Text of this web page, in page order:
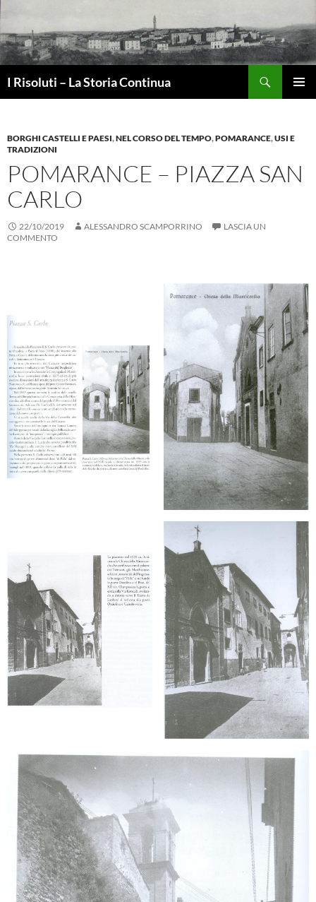
Vai
contenuto
I Risoluti – La Storia Continua
BORGHI CASTELLI E PAESI,NEL CORSO DEL TEMPO,POMARANCE,USI E
TRADIZIONI
POMARANCE – PIAZZA SAN
CARLO
22/10/2019 ALESSANDRO SCAMPORRINO
LASCIA UN
COMMENTO